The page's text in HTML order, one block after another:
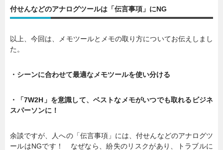
付せんなどのアナログツールは「伝言事項」にNG
以上、今回は、メモツールとメモの取り方についてお伝えしまし
た。
・シーンに合わせて最適なメモツールを使い分ける
・「7W2H」を意識して、ベストなメモがいつでも取れるビジネ
スパーソンに！
余談ですが、人への「伝言事項」には、付せんなどのアナログツ
ールはNGです！ なぜなら、紛失のリスクがあり、トラブルに